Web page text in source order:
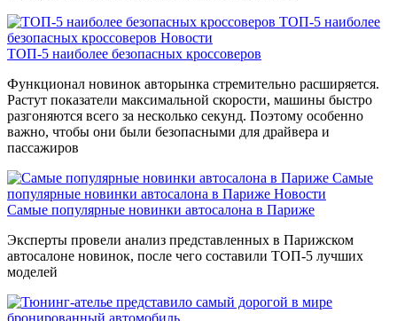
ТОП-5 наиболее
безопасных кроссоверов Новости
ТОП-5 наиболее безопасных кроссоверов
Функционал новинок авторынка стремительно расширяется.
Растут показатели максимальной скорости, машины быстро
разгоняются всего за несколько секунд. Поэтому особенно
важно, чтобы они были безопасными для драйвера и
пассажиров
Самые
популярные новинки автосалона в Париже Новости
Самые популярные новинки автосалона в Париже
Эксперты провели анализ представленных в Парижском
автосалоне новинок, после чего составили ТОП-5 лучших
моделей